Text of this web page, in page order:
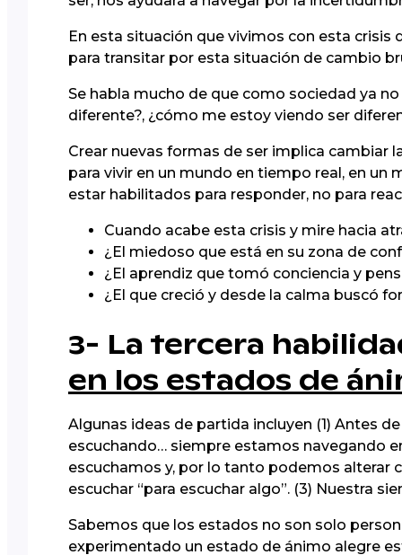
En esta situación que vivimos con esta
para transitar por esta situación de cambio
Se habla mucho de que como sociedad ya
diferente?, ¿cómo me estoy viendo ser
Crear nuevas formas de ser implica cambiar
para vivir en un mundo en tiempo real, en
estar habilitados para responder, no para
Cuando acabe esta crisis y mire hacia
¿El miedoso que está en su zona de
¿El aprendiz que tomó conciencia y
¿El que creció y desde la calma buscó
3- La tercera
en los estados de
Algunas ideas de partida incluyen (1) Antes
escuchando… siempre estamos navegando
escuchamos y, por lo tanto podemos alterar
escuchar “para escuchar algo”. (3) Nuestra
Sabemos que los estados no son solo
experimentado un estado de ánimo alegre